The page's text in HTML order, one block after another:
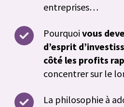
entreprises…
Pourquoi vous
d’esprit
côté les profits
concentrer sur le
La philosophie à